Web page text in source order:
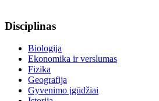
Disciplinas
Biologija
Ekonomika ir verslumas
Fizika
Geografija
Gyvenimo įgūdžiai